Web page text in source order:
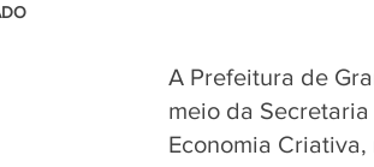
A Prefeitura de
meio da
Economia Criativa,